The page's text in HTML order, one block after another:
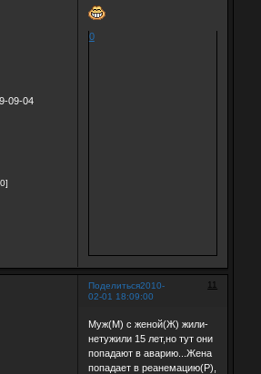
09-04
0
Поделиться 11
2010-
02-01 18:09:00
Муж(М) с женой(Ж) жили-
нетужили 15 лет,но тут они
попадают в аварию...Жена
попадает в реанемацию(Р),